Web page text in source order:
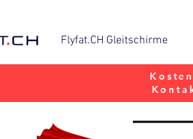
Flyfat.CH Gleitschirme